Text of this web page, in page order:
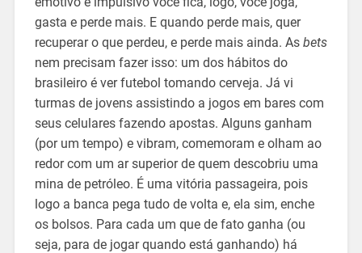
gasta e perde mais. E quando perde mais, quer
recuperar o que perdeu, e perde mais ainda. As bets
nem precisam fazer isso: um dos hábitos do
brasileiro é ver futebol tomando cerveja. Já vi
turmas de jovens assistindo a jogos em bares com
seus celulares fazendo apostas. Alguns ganham
(por um tempo) e vibram, comemoram e olham ao
redor com um ar superior de quem descobriu uma
mina de petróleo. É uma vitória passageira, pois
logo a banca pega tudo de volta e, ela sim, enche
os bolsos. Para cada um que de fato ganha (ou
seja, para de jogar quando está ganhando) há